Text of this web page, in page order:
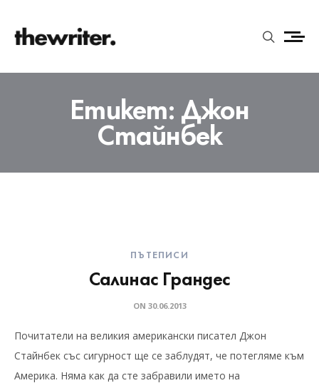
Етикет:Джон
Стайнбек
ПЪТЕПИСИ
Салинас Грандес
ON 30.06.2013
Почитатели на великия американски писател Джон
Стайнбек със сигурност ще се заблудят, че потегляме към
Америка. Няма как да сте забравили името на